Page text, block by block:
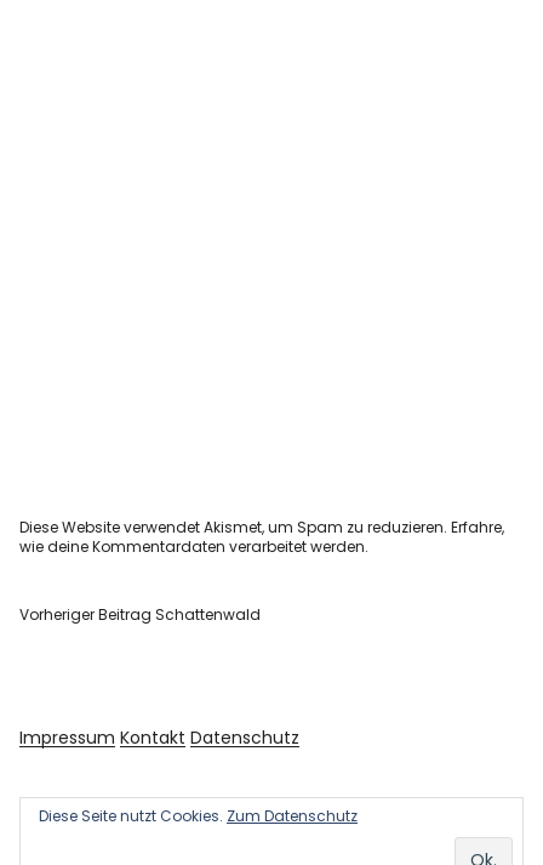
Diese Website verwendet Akismet, um Spam zu reduzieren.Erfahre,
wie deine Kommentardaten verarbeitet werden.
Vorheriger Beitrag Schattenwald
Impressum Kontakt Datenschutz
Diese Seite nutzt Cookies. Zum Datenschutz